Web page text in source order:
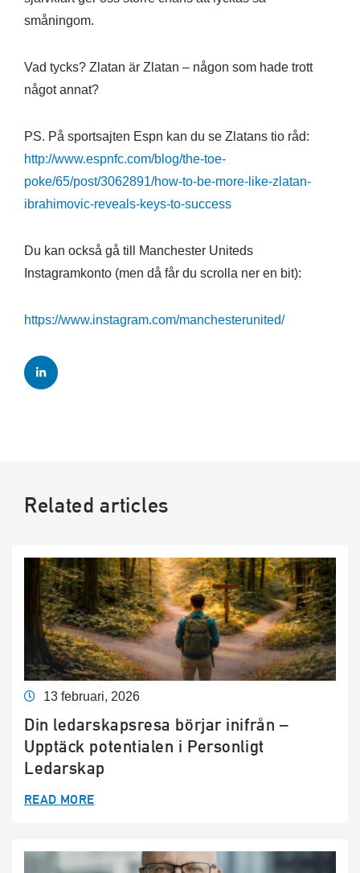
småningom.
Vad tycks? Zlatan är Zlatan – någon som hade trott
något annat?
PS. På sportsajten Espn kan du se Zlatans tio råd:
http://www.espnfc.com/blog/the-toe-
poke/65/post/3062891/how-to-be-more-like-zlatan-
ibrahimovic-reveals-keys-to-success
Du kan också gå till Manchester Uniteds
Instagramkonto (men då får du scrolla ner en bit):
https://www.instagram.com/manchesterunited/
Related articles
13 februari, 2026
Din ledarskapsresa börjar inifrån –
Upptäck potentialen i Personligt
Ledarskap
READ MORE